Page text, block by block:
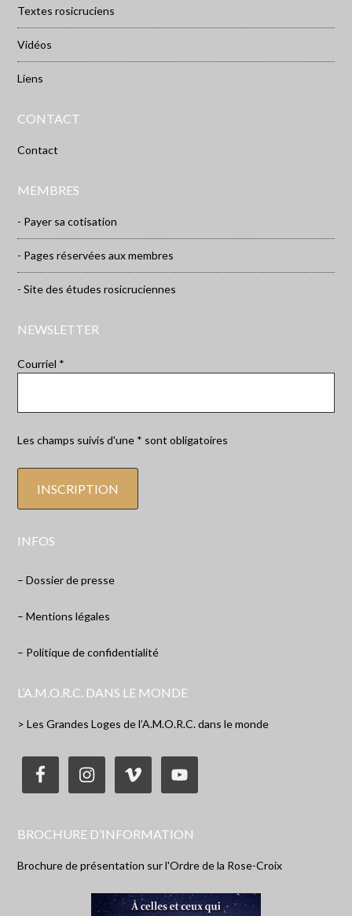
Textes rosicruciens
Vidéos
Liens
CONTACT
Contact
MEMBRES
- Payer sa cotisation
- Pages réservées aux membres
- Site des études rosicruciennes
NEWSLETTER
Courriel *
Les champs suivis d'une * sont obligatoires
INFOS
– Dossier de presse
– Mentions légales
– Politique de confidentialité
L’A.M.O.R.C. DANS LE MONDE
> Les Grandes Loges de l’A.M.O.R.C. dans le monde
BROCHURE D’INFORMATION
Brochure de présentation sur l'Ordre de la Rose-Croix